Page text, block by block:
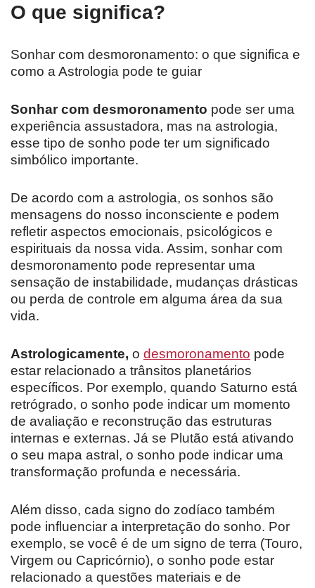
O que significa?
Sonhar com desmoronamento: o que significa e
como a Astrologia pode te guiar
Sonhar com desmoronamento pode ser uma
experiência assustadora, mas na astrologia,
esse tipo de sonho pode ter um significado
simbólico importante.
De acordo com a astrologia, os sonhos são
mensagens do nosso inconsciente e podem
refletir aspectos emocionais, psicológicos e
espirituais da nossa vida. Assim, sonhar com
desmoronamento pode representar uma
sensação de instabilidade, mudanças drásticas
ou perda de controle em alguma área da sua
vida.
Astrologicamente, o desmoronamento pode
estar relacionado a trânsitos planetários
específicos. Por exemplo, quando Saturno está
retrógrado, o sonho pode indicar um momento
de avaliação e reconstrução das estruturas
internas e externas. Já se Plutão está ativando
o seu mapa astral, o sonho pode indicar uma
transformação profunda e necessária.
Além disso, cada signo do zodíaco também
pode influenciar a interpretação do sonho. Por
exemplo, se você é de um signo de terra (Touro,
Virgem ou Capricórnio), o sonho pode estar
relacionado a questões materiais e de